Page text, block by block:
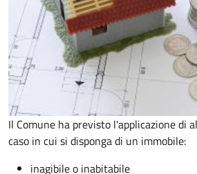
Il Comune ha previsto l'applicazione di
caso in cui si disponga di un immobile:
inagibile o inabitabile